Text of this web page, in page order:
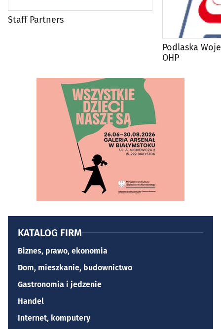
Staff Partners
Podlaska
OHP
KATALOG FIRM
Biznes, prawo, ekonomia
Dom, mieszkanie, budownictwo
Gastronomia i jedzenie
Handel
Internet, komputery